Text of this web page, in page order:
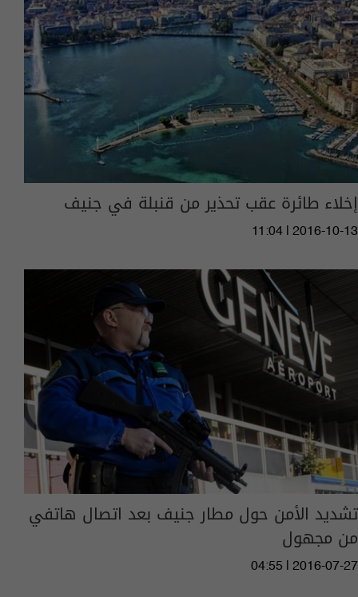
إخلاء طائرة عقب تحذير من قنبلة في جنيف
11:04 | 2016-10-13
تشديد الأمن حول مطار جنيف بعد اتصال هاتفي
من مجهول
04:55 | 2016-07-27